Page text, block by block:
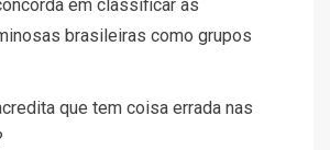
em classificar as
brasileiras como grupos
que tem coisa errada nas